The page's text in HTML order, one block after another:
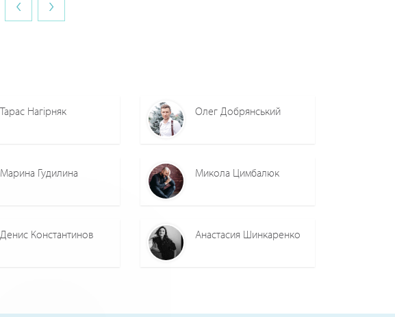
Тарас Нагірняк Олег Добрянський
Марина Гудилина Микола Цимбалюк
Денис Константинов Анастасия Шинкаренко